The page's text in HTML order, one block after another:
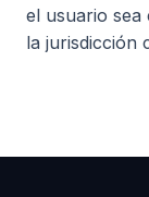
el usuario sea
la jurisdicción